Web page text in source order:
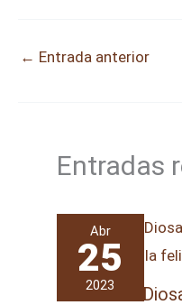
← Entrada anterior
Entradas
Abr
25
2023
Bastet: La